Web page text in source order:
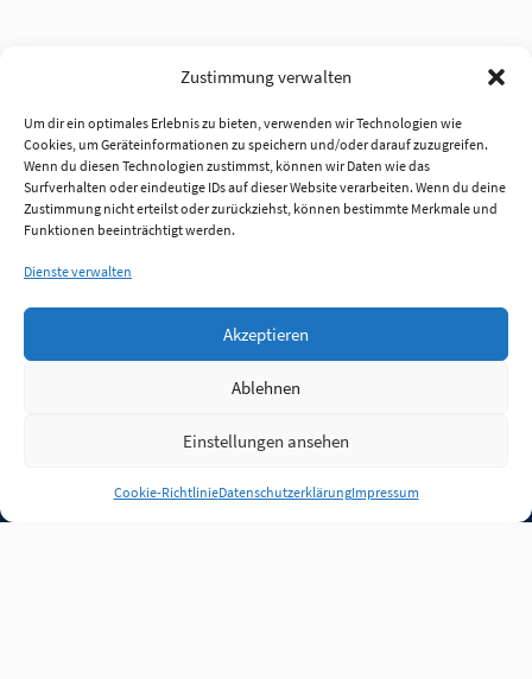
Zustimmung verwalten
Um dir ein optimales Erlebnis zu bieten, verwenden wir Technologien wie
Cookies, um Geräteinformationen zu speichern und/oder darauf zuzugreifen.
Wenn du diesen Technologien zustimmst, können wir Daten wie das
Surfverhalten oder eindeutige IDs auf dieser Website verarbeiten. Wenn du deine
Zustimmung nicht erteilst oder zurückziehst, können bestimmte Merkmale und
Funktionen beeinträchtigt werden.
Dienste verwalten
Akzeptieren
Ablehnen
Einstellungen ansehen
Cookie-RichtlinieDatenschutzerklärungImpressum
Anmelden
Jobs Partner FAQ Quellen